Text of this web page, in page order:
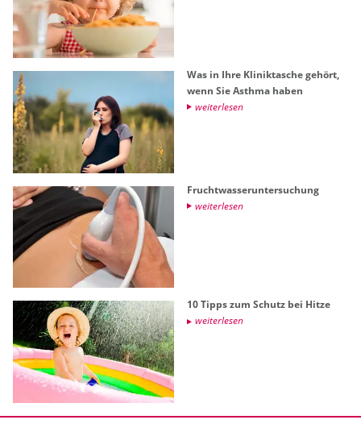
Was in Ihre Kli­nik­ta­sche ge­hört,
wenn Sie Asth­ma haben
wei­ter­le­sen
Frucht­was­ser­un­ter­su­chung
wei­ter­le­sen
10 Tipps zum Schutz bei Hitze
wei­ter­le­sen